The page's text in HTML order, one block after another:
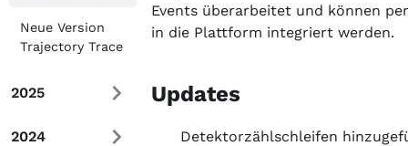
Neue Version
Trajectory Trace
2025
2024
Events überarbeitet und können
in die Plattform integriert werden.
Updates
Detektorzählschleifen